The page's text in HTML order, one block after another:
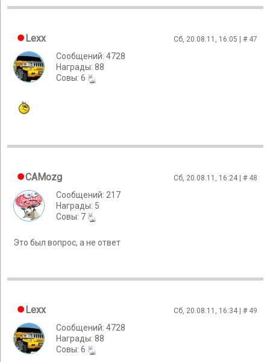
Lexx Сб, 20.08.11, 16:05 | # 47
Сообщений: 4728
Награды: 88
Cовы: 6
CAMozg Сб, 20.08.11, 16:24 | # 48
Сообщений: 217
Награды: 5
Cовы: 7
Это был вопрос, а не ответ
Lexx Сб, 20.08.11, 16:34 | # 49
Сообщений: 4728
Награды: 88
Cовы: 6